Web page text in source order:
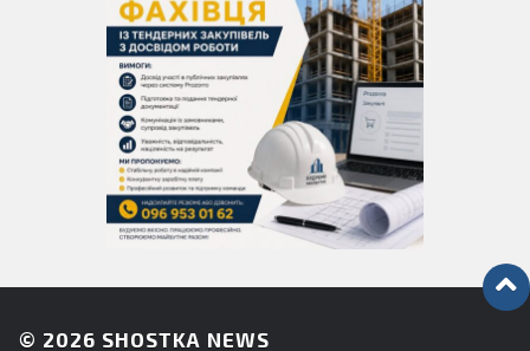
© 2026 SHOSTKA NEWS